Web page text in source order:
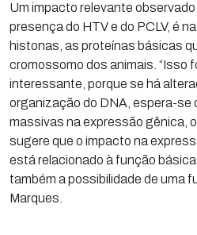
Um impacto relevante
presença do HTV e do PCLV, é
histonas, as proteínas básicas
cromossomo dos animais. “Isso
interessante, porque se há
organização do DNA, espera-se
massivas na expressão gênica,
sugere que o impacto na
está relacionado à função
também a possibilidade de uma
Marques.